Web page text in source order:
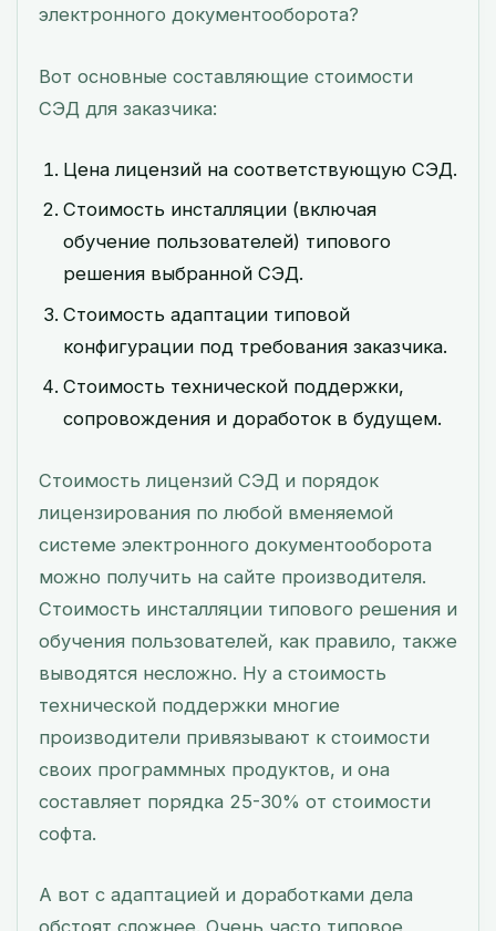
электронного документооборота?
Вот основные составляющие стоимости
СЭД для заказчика:
Цена лицензий на соответствующую СЭД.
Стоимость инсталляции (включая
обучение пользователей) типового
решения выбранной СЭД.
Стоимость адаптации типовой
конфигурации под требования заказчика.
Стоимость технической поддержки,
сопровождения и доработок в будущем.
Стоимость лицензий СЭД и порядок
лицензирования по любой вменяемой
системе электронного документооборота
можно получить на сайте производителя.
Стоимость инсталляции типового решения и
обучения пользователей, как правило, также
выводятся несложно. Ну а стоимость
технической поддержки многие
производители привязывают к стоимости
своих программных продуктов, и она
составляет порядка 25-30% от стоимости
софта.
А вот с адаптацией и доработками дела
обстоят сложнее. Очень часто типовое